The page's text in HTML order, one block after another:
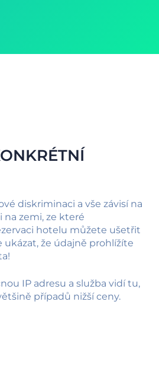
diskriminaci a vše závisí na
na zemi, ze které
hotelu můžete ušetřit
že údajně prohlížíte
IP adresu a služba vidí tu,
případů nižší ceny.